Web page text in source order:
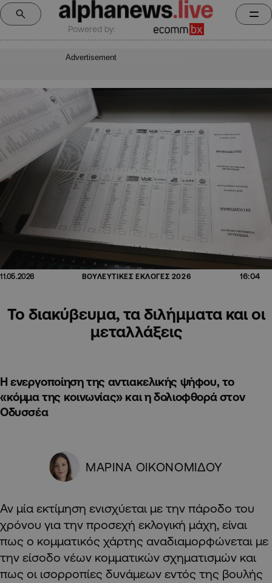
Powered by:
Advertisement
11.05.2026 ΒΟΥΛΕΥΤΙΚΕΣ ΕΚΛΟΓΕΣ 2026 16:04
Το διακύβευμα, τα διλήμματα και οι
μεταλλάξεις
Η ενεργοποίηση της αντιακελικής ψήφου, το
«κόμμα της κοινωνίας» και η δολιοφθορά στον
Οδυσσέα
ΜΑΡΙΝΑ ΟΙΚΟΝΟΜΙΔΟΥ
Αν μία εκτίμηση ενισχύεται με την πάροδο του
χρόνου για την προσεχή εκλογική μάχη, είναι
πως ο κομματικός χάρτης αναδιαμορφώνεται με
την είσοδο νέων κομματικών σχηματισμών και
πως οι ισορροπίες δυνάμεων εντός της βουλής